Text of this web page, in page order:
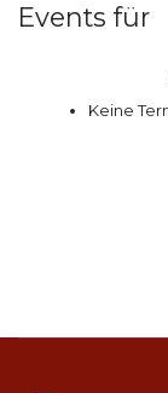
Events für
Keine